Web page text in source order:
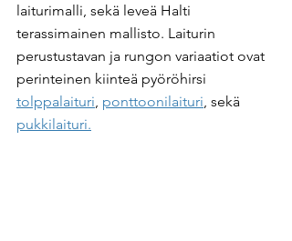
laiturimalli, sekä leveä Halti
terassimainen mallisto. Laiturin
perustustavan ja rungon variaatiot ovat
perinteinen kiinteä pyöröhirsi
tolppalaituri, ponttoonilaituri, sekä
pukkilaituri.